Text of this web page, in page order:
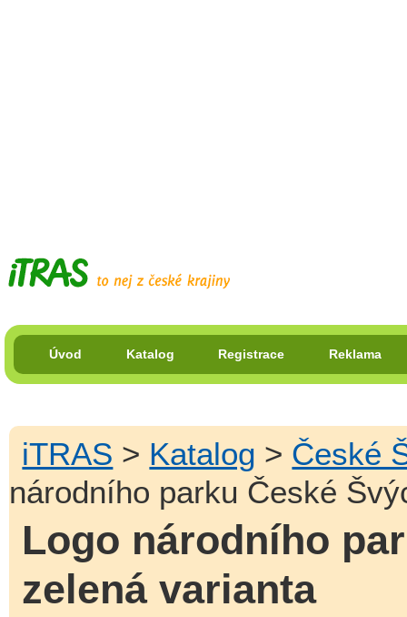
Úvod Katalog Registrace Reklama
iTRAS > Katalog > České
národního parku České
Logo národního
zelená varianta